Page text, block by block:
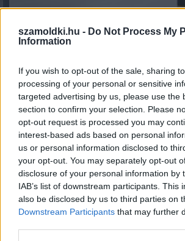
szamoldki.hu - Do Not Process My
Information
If you wish to opt-out of the sale, sharing
processing of your personal or sensitive
targeted advertising by us, please use the
section to confirm your selection. Please
opt-out request is processed you may
interest-based ads based on personal
us or personal information disclosed to
your opt-out. You may separately opt-out
disclosure of your personal information by
IAB’s list of downstream participants. This
also be disclosed by us to third parties on
Downstream Participants that may further
2026.08.06. 11:34